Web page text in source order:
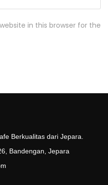
in this browser for the
Berkualitas dari Jepara.
Bandengan, Jepara